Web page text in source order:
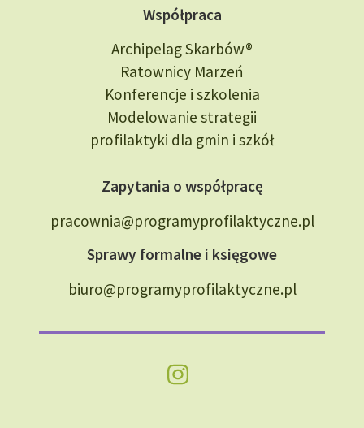
Współpraca
Archipelag Skarbów®
Ratownicy Marzeń
Konferencje i szkolenia
Modelowanie strategii
profilaktyki dla gmin i szkół
Zapytania o współpracę
pracownia@programyprofilaktyczne.pl
Sprawy formalne i księgowe
biuro@programyprofilaktyczne.pl